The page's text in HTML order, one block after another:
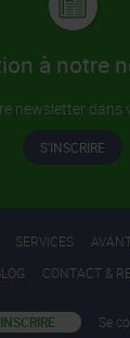
à notre
newsletter dans
S'INSCRIRE
SERVICES
CONTACT &
Se